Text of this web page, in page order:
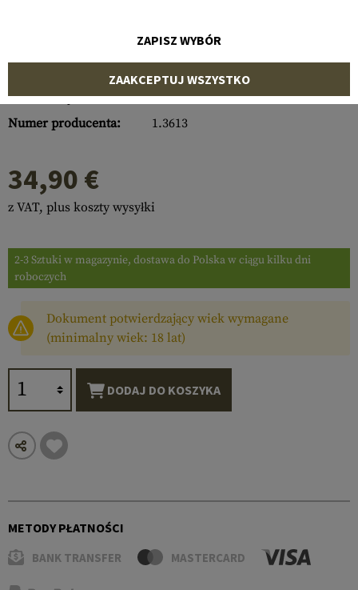
Numer artykułu:
10219800000
Numer producenta:
1.3613
34,90 €
z VAT, plus koszty wysyłki
2-3 Sztuki w magazynie, dostawa do Polska w ciągu kilku dni
roboczych
Dokument potwierdzający wiek wymagane
(minimalny wiek: 18 lat)
DODAJ DO KOSZYKA
METODY PŁATNOŚCI
BANK TRANSFER MASTERCARD
ZAPISZ WYBÓR
ZAAKCEPTUJ WSZYSTKO